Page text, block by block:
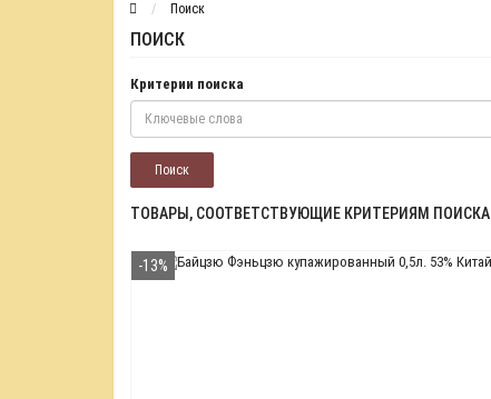
Поиск
ПОИСК
Критерии поиска
ТОВАРЫ, СООТВЕТСТВУЮЩИЕ КРИТЕРИЯМ ПОИСКА
-13%